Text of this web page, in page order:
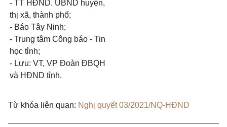
- TT HĐND. UBND huyện,
thị xã, thành phố;
- Báo Tây Ninh;
- Trung tâm Công báo - Tin
học tỉnh;
- Lưu: VT, VP Đoàn ĐBQH
và HĐND tỉnh.
Từ khóa liên quan: Nghị quyết 03/2021/NQ-HĐND